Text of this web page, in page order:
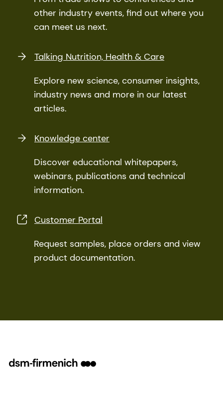
other industry events, find out where you
can meet us next.
Talking Nutrition, Health & Care
Explore new science, consumer insights,
industry news and more in our latest
articles.
Knowledge center
Discover educational whitepapers,
webinars, publications and technical
information.
Customer Portal
Request samples, place orders and view
product documentation.